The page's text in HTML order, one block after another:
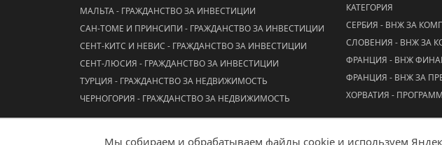
МАЛЬТА - ГРАЖДАНСТВО ЗА ИНВЕСТИЦИИ
САН-ТОМЕ И ПРИНСИПИ - ГРАЖДАНСТВО ЗА ИНВЕСТИЦИИ
СЕНТ-КИТС И НЕВИС - ГРАЖДАНСТВО ЗА ИНВЕСТИЦИИ
СЕНТ-ЛЮСИЯ - ГРАЖДАНСТВО ЗА ИНВЕСТИЦИИ
ТУРЦИЯ - ГРАЖДАНСТВО ЗА НЕДВИЖИМОСТЬ
ЧЕРНОГОРИЯ - ГРАЖДАНСТВО ЗА НЕДВИЖИМОСТЬ
КАТЕГОРИЯ
СЕРБИЯ - ВНЖ ЗА
СЛОВЕНИЯ - ВНЖ ЗА
ФРАНЦИЯ - ВНЖ
ФРАНЦИЯ - ВНЖ ЗА
ХОРВАТИЯ -
Мы собираем и обрабатываем файлы cookie и используем